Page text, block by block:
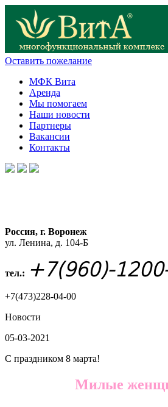
Оставить пожелание
МФК Вита
Аренда
Мы помогаем
Наши новости
Партнеры
Вакансии
Контакты
Россия, г. Воронеж
ул. Ленина, д. 104-Б
тел.: +7(960)-
+7(473)228-04-00
Новости
05-03-2021
С праздником 8 марта!
Милые